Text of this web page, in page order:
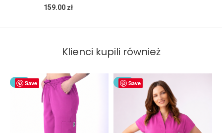
159.00 zł
Klienci kupili również
Save
NEW Save
NEW